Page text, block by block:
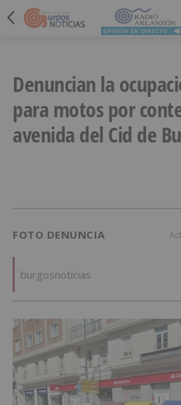
Denuncian la
para motos por
avenida del Cid de
FOTO DENUNCIA
burgosnoticias